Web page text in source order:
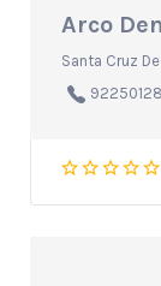
Arco
Santa Cruz